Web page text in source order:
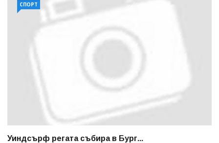
СПОРТ
Уиндсърф регата събира в Бург...